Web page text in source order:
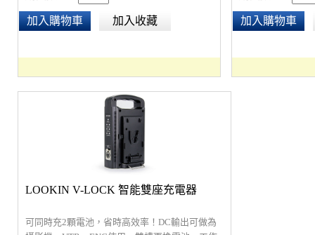
加入購物車 加入收藏 加入購物車
LOOKIN V-LOCK 智能雙座充電器
可同時充2顆電池，省時高效率！DC輸出可做為